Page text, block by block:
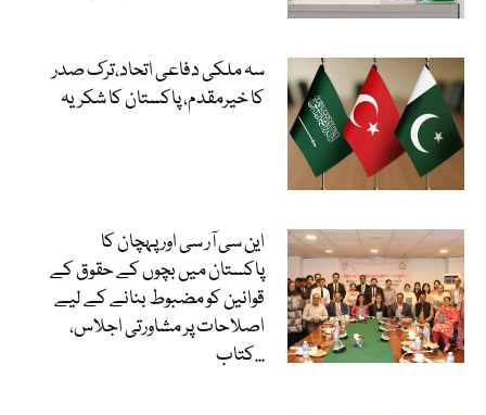
سہ ملکی دفاعی اتحاد،ترک صدر
کا خیرمقدم، پاکستان کا شکریہ
این سی آر سی اور پہچان کا
پاکستان میں بچوں کے حقوق کے
قوانین کو مضبوط بنانے کے لیے
اصلاحات پر مشاورتی اجلاس،
کتاب...